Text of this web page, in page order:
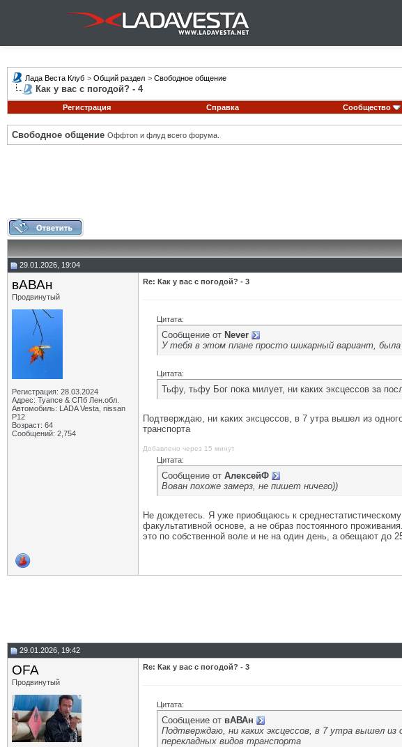
Лада Веста Клуб > Общий раздел > Свободное общение
Как у вас с погодой? - 4
Регистрация
Справка Сообщество
Свободное общение Оффтоп и флуд всего форума.
29.01.2026, 19:04
вАВАн
Продвинутый
Регистрация: 28.03.2024
Адрес: Туапсе & СПб Лен.обл.
Автомобиль: LADA Vesta, nissan
P12
Возраст: 64
Сообщений: 2,754
Re: Как у вас с погодой? - 3
Цитата:
Сообщение от Never
У тебя в этом плане просто шикарный вариант, была
Цитата:
Тьфу, тьфу Бог пока милует, ни каких эксцессов за
Подтверждаю, ни каких эксцессов, в 7 утра вышел из
транспорта
Добавлено через 15 минут
Цитата:
Сообщение от АлексейФ
Вован похоже замерз, не пишет ничего))
Не дождетесь. Я уже приобщаюсь к
факультативной основе, а не образ постоянного
это по собственной воле и не на один день, а обещают до
29.01.2026, 19:42
OFA
Продвинутый
Re: Как у вас с погодой? - 3
Цитата:
Сообщение от вАВАн
Подтверждаю, ни каких эксцессов, в 7 утра вышел из
перекладных видов транспорта